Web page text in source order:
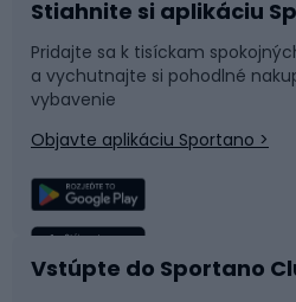
Príslušenstvo k bicyklom
Časti bicyklov
Rybolov
Sane a kĺzačky
Snowboard
Plávanie
Stiahnite si aplikáciu
Pridajte sa k tisíckam
a vychutnajte si pohodlné
vybavenie
Objavte aplikáciu Sportano >
Vstúpte do Sportano